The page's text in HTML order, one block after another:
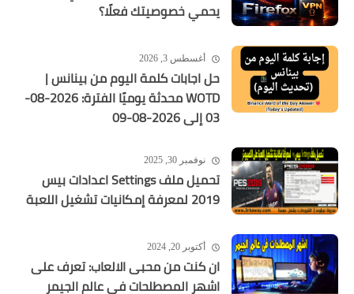
يحمي خصوصيتك فعلًا؟
أغسطس 3, 2026
حل اجابات كلمة اليوم من بينانس |
WOTD محدثة يوميًا الفترة: 2026-08-
03 إلى 2026-08-09
نوفمبر 30, 2025
تحميل ملف Settings اعدادات بيس
2019 لمعرفة إمكانيات تشغيل اللعبة
أكتوبر 20, 2024
ان كنت من محبى الالعاب: تعرف على
اشهر المصطلحات فى عالم الجيمر